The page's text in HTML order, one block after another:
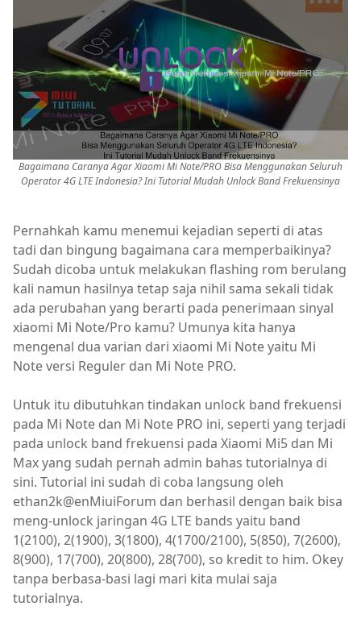
Bagaimana Caranya Agar Xiaomi Mi Note/PRO Bisa Menggunakan Seluruh
Operator 4G LTE Indonesia? Ini Tutorial Mudah Unlock Band Frekuensinya
Pernahkah kamu menemui kejadian seperti di atas
tadi dan bingung bagaimana cara memperbaikinya?
Sudah dicoba untuk melakukan flashing rom berulang
kali namun hasilnya tetap saja nihil sama sekali tidak
ada perubahan yang berarti pada penerimaan sinyal
xiaomi Mi Note/Pro kamu? Umunya kita hanya
mengenal dua varian dari xiaomi Mi Note yaitu Mi
Note versi Reguler dan Mi Note PRO.
Untuk itu dibutuhkan tindakan unlock band frekuensi
pada Mi Note dan Mi Note PRO ini, seperti yang terjadi
pada unlock band frekuensi pada Xiaomi Mi5 dan Mi
Max yang sudah pernah admin bahas tutorialnya di
sini. Tutorial ini sudah di coba langsung oleh
ethan2k@enMiuiForum dan berhasil dengan baik bisa
meng-unlock jaringan 4G LTE bands yaitu band
1(2100), 2(1900), 3(1800), 4(1700/2100), 5(850), 7(2600),
8(900), 17(700), 20(800), 28(700), so kredit to him. Okey
tanpa berbasa-basi lagi mari kita mulai saja
tutorialnya.